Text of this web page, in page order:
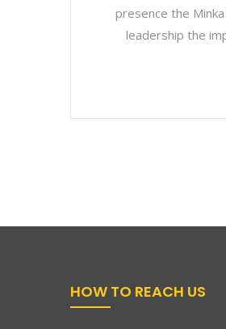
presence the
leadership the
HOW TO REACH US